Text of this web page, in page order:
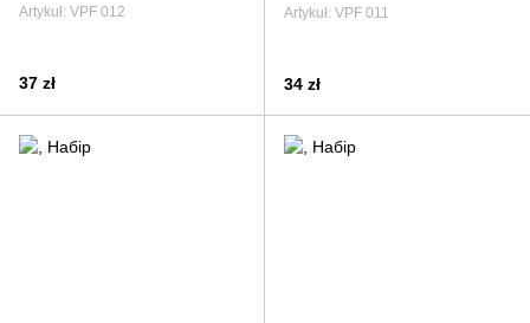
Artykuł: VPF 012
37 zł
Artykuł: VPF 011
34 zł